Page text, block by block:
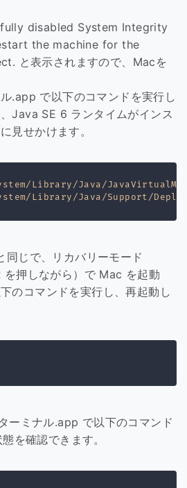
disabled System Integrity
the machine for the
と表示されますので、Macを
.app で以下のコマンドを実行し
Java SE 6 ランタイムがインス
見せかけます。
Library/Java/
同じで、リカバリーモード
押しながら）で Mac を起動
のコマンドを実行し、再起動し
ーミナル.app で以下のコマンド
を確認できます。